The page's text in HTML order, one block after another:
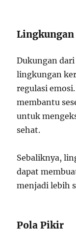
Lingkungan
Dukungan
lingkungan
regulasi
membantu
untuk
sehat.
Sebaliknya,
dapat
menjadi lebih
Pola Pikir